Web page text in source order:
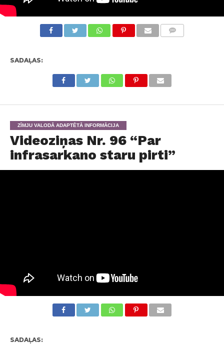
SADAĻAS:
ZĪMJU VALODĀ ADAPTĒTĀ INFORMĀCIJA
Videoziņas Nr. 96 “Par
infrasarkano staru pirti”
SADAĻAS: